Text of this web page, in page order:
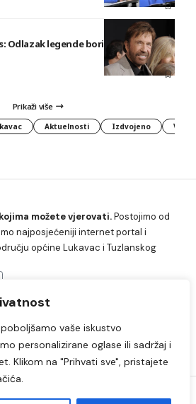
vaše iskustvo
personalizirane oglase ili sadržaj i
Klikom na "Prihvati sve", pristajete
Odlazak legende borilačkih vještina i
Prikaži više
Aktuelnosti Izdvojeno
možete vjerovati.Postojimo od
najposjećeniji internet portal i
općine Lukavac i Tuzlanskog
Crna hronika
Sport
Slobodno vrijeme